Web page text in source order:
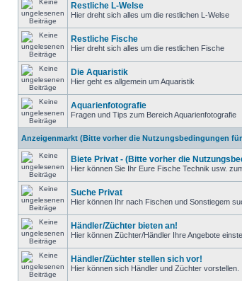
Restliche L-Welse
Hier dreht sich alles um die restlichen L-Welse
Restliche Fische
Hier dreht sich alles um die restlichen Fische
Die Aquaristik
Hier geht es allgemein um Aquaristik
Aquarienfotografie
Fragen und Tips zum Bereich Aquarienfotografie
Anzeigenmarkt (Bitte vorher die Nutzungsbedingungen
Biete Privat - (Bitte vorher die
Hier können Sie Ihr Eure Fische Technik usw.
Suche Privat
Hier können Ihr nach Fischen und Sonstiegem
Händler/Züchter bieten an!
Hier können Züchter/Händler Ihre Angebote
Händler/Züchter stellen sich vor!
Hier können sich Händler und Züchter vorstellen.